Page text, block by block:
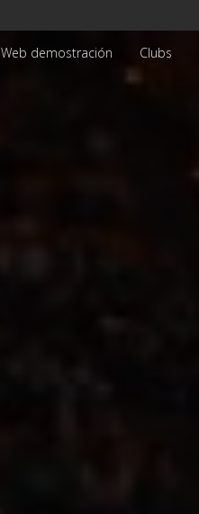
Web demostración Clubs